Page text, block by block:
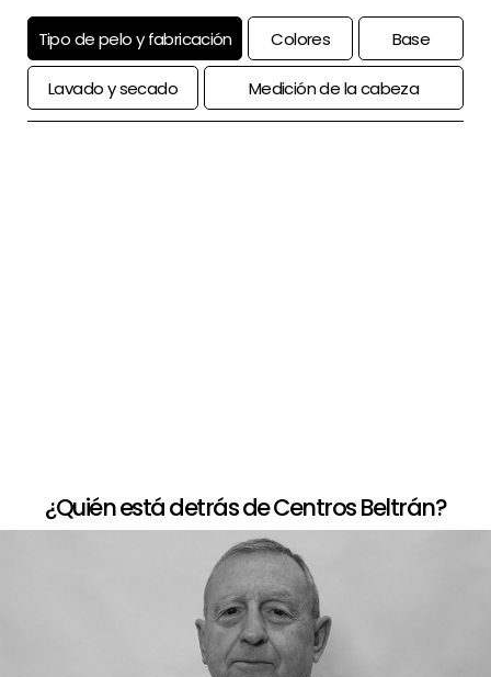
Tipo de pelo y fabricación Colores Base
Lavado y secado Medición de la cabeza
¿Quién está detrás de Centros Beltrán?